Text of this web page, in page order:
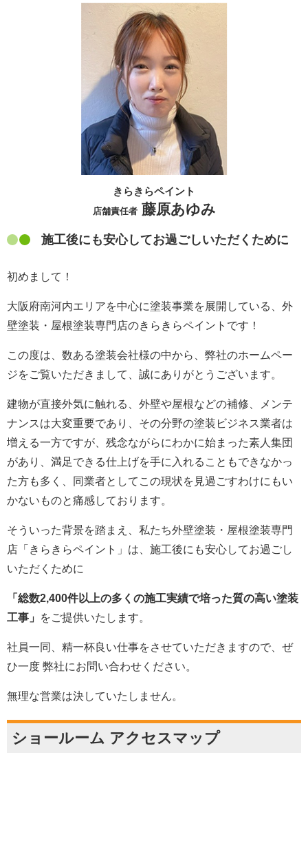
きらきらペイント
店舗責任者藤原あゆみ
施工後にも安心してお過ごしいただくために
初めまして！
大阪府南河内エリアを中心に塗装事業を展開している、外
壁塗装・屋根塗装専門店のきらきらペイントです！
この度は、数ある塗装会社様の中から、弊社のホームペー
ジをご覧いただきまして、誠にありがとうございます。
建物が直接外気に触れる、外壁や屋根などの補修、メンテ
ナンスは大変重要であり、その分野の塗装ビジネス業者は
増える一方ですが、残念ながらにわかに始まった素人集団
があり、満足できる仕上げを手に入れることもできなかっ
た方も多く、同業者としてこの現状を見過ごすわけにもい
かないものと痛感しております。
そういった背景を踏まえ、私たち外壁塗装・屋根塗装専門
店「きらきらペイント」は、施工後にも安心してお過ごし
いただくために
「総数2,400件以上の多くの施工実績で培った質の高い塗装
工事」
をご提供いたします。
社員一同、精一杯良い仕事をさせていただきますので、ぜ
ひ一度 弊社にお問い合わせください。
無理な営業は決していたしません。
ショールーム アクセスマップ